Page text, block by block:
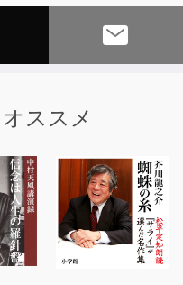
覧
ら生まれたスピードラー
番感じているのは私自身
終了いたしましたが、残
人がまだたくさんいるこ
たとえば「どうしても、
ススメ